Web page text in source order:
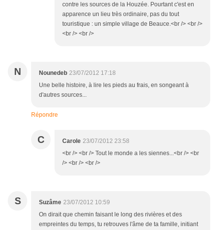
contre les sources de la Houzée. Pourtant c'est en
apparence un lieu très ordinaire, pas du tout
touristique : un simple village de Beauce.<br /> <br />
<br /> <br />
N Nounedeb 23/07/2012 17:18
Une belle histoire, à lire les pieds au frais, en songeant à
d'autres sources...
Répondre
C Carole 23/07/2012 23:58
<br /> <br /> Tout le monde a les siennes...<br /> <br
/> <br /> <br />
S Suzâme 23/07/2012 10:59
On dirait que chemin faisant le long des rivières et des
empreintes du temps, tu retrouves l'âme de ta famille, initiant